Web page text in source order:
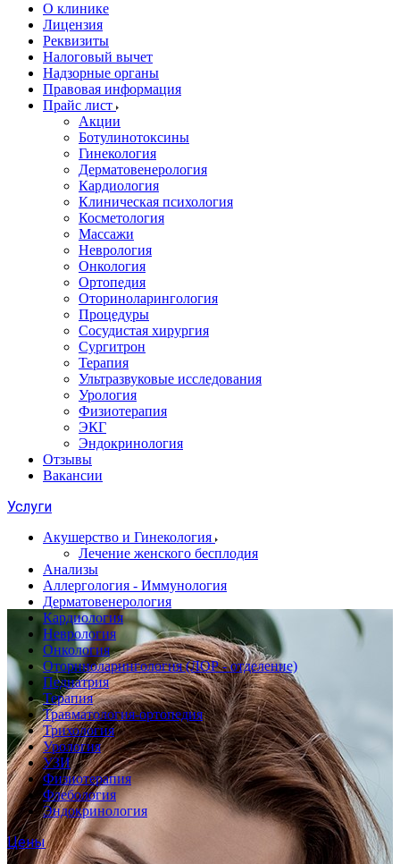
О клинике
Лицензия
Реквизиты
Налоговый вычет
Надзорные органы
Правовая информация
Прайс лист
Акции
Ботулинотоксины
Гинекология
Дерматовенерология
Кардиология
Клиническая психология
Косметология
Массажи
Неврология
Онкология
Ортопедия
Оториноларингология
Процедуры
Сосудистая хирургия
Сургитрон
Терапия
Ультразвуковые исследования
Урология
Физиотерапия
ЭКГ
Эндокринология
Отзывы
Вакансии
Услуги
Акушерство и Гинекология
Лечение женского бесплодия
Анализы
Аллергология - Иммунология
Дерматовенерология
Кардиология
Неврология
Онкология
Оториноларингология (ЛОР - отделение)
Педиатрия
Терапия
Травматология-ортопедия
Трихология
Урология
УЗИ
Физиотерапия
Флебология
Эндокринология
Цены